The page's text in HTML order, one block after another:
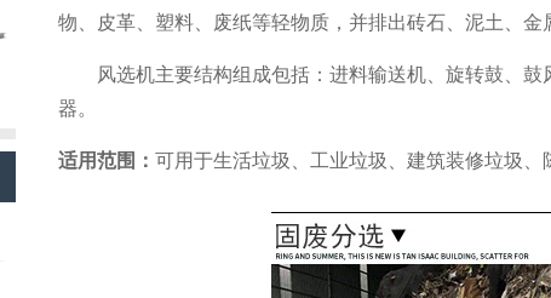
物、皮革、塑料、废纸等轻物质，并排出砖石、泥土、金
风选机主要结构组成包括：进料输送机、旋转鼓、
器。
适用范围： 可用于生活垃圾、工业垃圾、建筑装修垃圾、